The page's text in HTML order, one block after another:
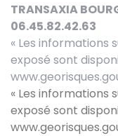
TRANSAXIA
06.45.82.42.63
« Les informations
exposé sont
« Les informations
exposé sont